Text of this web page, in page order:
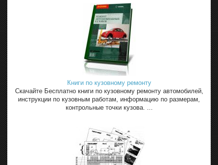
Книги по кузовному ремонту
Скачайте Бесплатно книги по кузовному ремонту автомобилей,
инструкции по кузовным работам, информацию по размерам,
контрольные точки кузова. ...